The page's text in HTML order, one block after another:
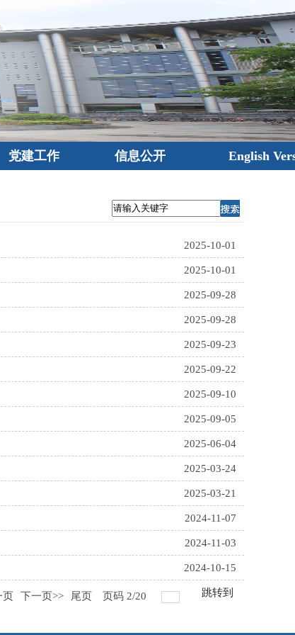
党建工作 信息公开 English
2025-10-01
2025-10-01
2025-09-28
2025-09-28
2025-09-23
2025-09-22
2025-09-10
2025-09-05
2025-06-04
2025-03-24
2025-03-21
2024-11-07
2024-11-03
2024-10-15
页 下一页>> 尾页 页码 2/20 跳转到